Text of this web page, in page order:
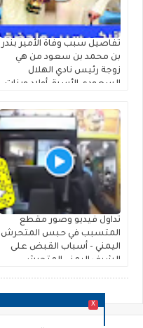
X
تفاصيل سبب وفاة الأمير بندر
بن محمد بن سعود من هي
زوجة رئيس نادي الهلال
السعودي الأسبق أولاد وبنات
الكبير آل سعود من أي قبيلة
وش يتبع
تداول فيديو وصور مقطع
المتسبب في حبس المتحرش
اليمني - أسباب القبض على
الشيف اليمني المتحرش